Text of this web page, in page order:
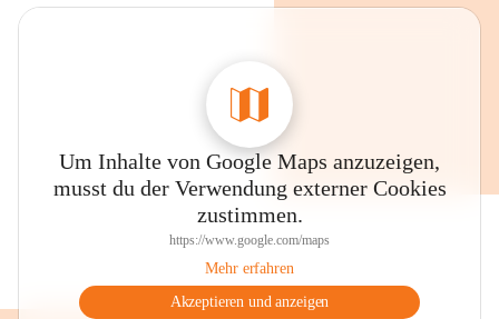
Um Inhalte von Google Maps anzuzeigen,
musst du der Verwendung externer Cookies
zustimmen.
https://www.google.com/maps
Mehr erfahren
Akzeptieren und anzeigen